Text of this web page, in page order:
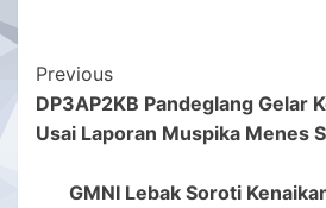
Post
Navigation
Previous
DP3AP2KB Pandeglang Gelar
Usai Laporan Muspika Menes
GMNI Lebak Soroti